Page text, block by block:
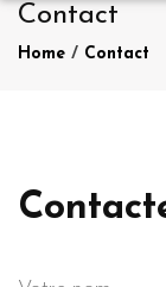
Contact
Home / Contact